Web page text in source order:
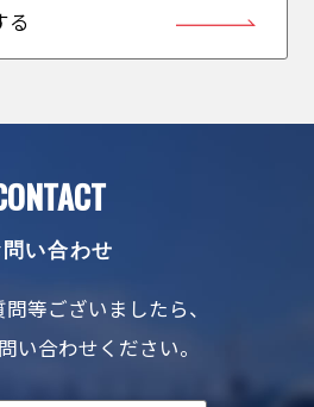
る
い合わせ
等ございましたら、
い合わせください。